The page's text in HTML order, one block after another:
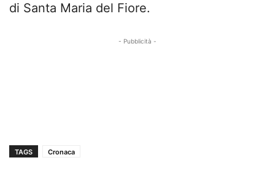
di Santa Maria del Fiore.
- Pubblicità -
TAGS Cronaca